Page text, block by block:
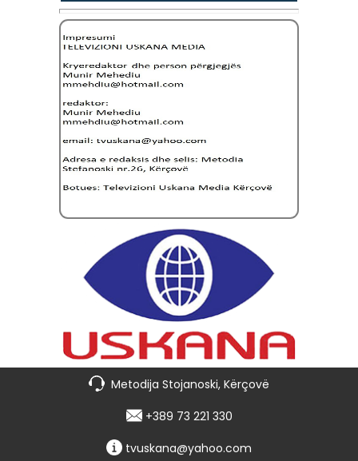
Metodija Stojanoski, Kërçovë
+389 73 221 330
tvuskana@yahoo.com